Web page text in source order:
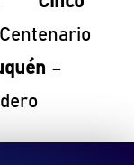
–